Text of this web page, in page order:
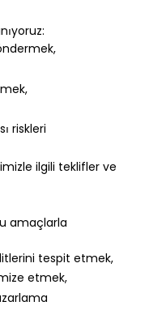
riskleri
ilgili teklifler ve
amaçlarla
tespit etmek,
etmek,